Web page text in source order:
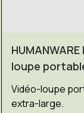
loupe
Vidéo-loupe
extra-large.